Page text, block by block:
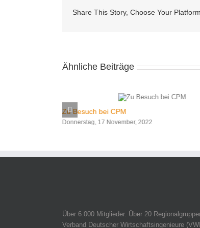
Share This Story, Choose Your
Ähnliche Beiträge
Zu Besuch bei CPM
Donnerstag, 17 November, 2022
Über 6.000 Mitglieder. Über 20
Verband Deutscher Wirtschaftsingenieure